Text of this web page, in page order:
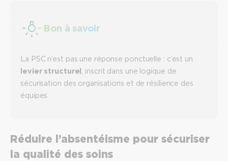
Bon à savoir
La PSC n’est pas une réponse ponctuelle : c’est un
levier structurel , inscrit dans une logique de
sécurisation des organisations et de résilience des
équipes.
Réduire l’absentéisme pour sécuriser
la qualité des soins